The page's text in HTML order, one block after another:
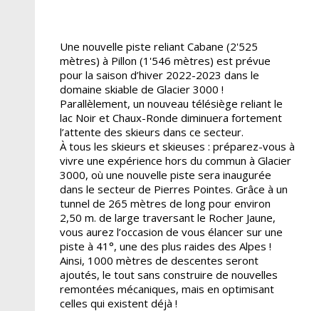
Une nouvelle piste reliant Cabane (2'525
mètres) à Pillon (1'546 mètres) est prévue
pour la saison d’hiver 2022-2023 dans le
domaine skiable de Glacier 3000 !
Parallèlement, un nouveau télésiège reliant le
lac Noir et Chaux-Ronde diminuera fortement
l’attente des skieurs dans ce secteur.
À tous les skieurs et skieuses : préparez-vous à
vivre une expérience hors du commun à Glacier
3000, où une nouvelle piste sera inaugurée
dans le secteur de Pierres Pointes. Grâce à un
tunnel de 265 mètres de long pour environ
2,50 m. de large traversant le Rocher Jaune,
vous aurez l’occasion de vous élancer sur une
piste à 41°, une des plus raides des Alpes !
Ainsi, 1000 mètres de descentes seront
ajoutés, le tout sans construire de nouvelles
remontées mécaniques, mais en optimisant
celles qui existent déjà !